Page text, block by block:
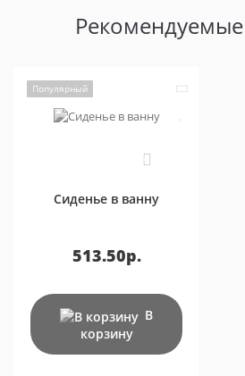
Популярный
Сиденье в ванну
513.50р.
В
корзину